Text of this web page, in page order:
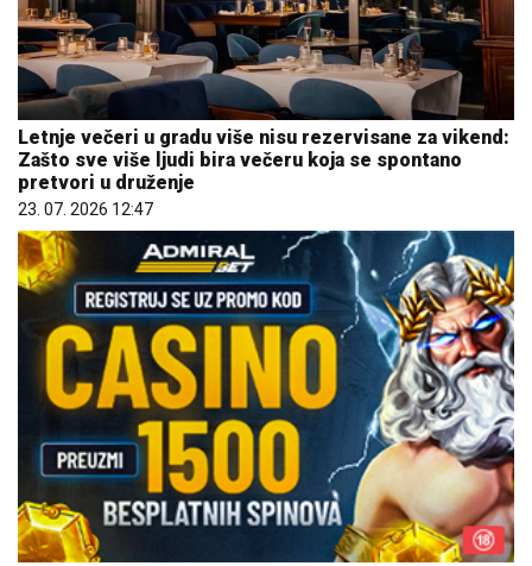
Letnje večeri u gradu više nisu rezervisane za vikend:
Zašto sve više ljudi bira večeru koja se spontano
pretvori u druženje
23. 07. 2026 12:47